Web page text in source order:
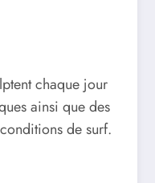
chaque jour
ainsi que des
de surf.